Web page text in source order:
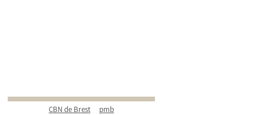
CBN de Brest pmb